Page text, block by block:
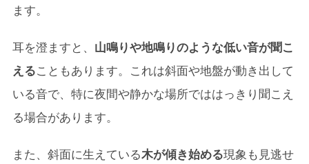
ます。
耳を澄ますと、 山鳴りや地鳴りのような低い音が聞こ
えることもあります。これは斜面や地盤が動き出して
いる音で、特に夜間や静かな場所でははっきり聞こえ
る場合があります。
また、斜面に生えている木が傾き始める現象も見逃せ